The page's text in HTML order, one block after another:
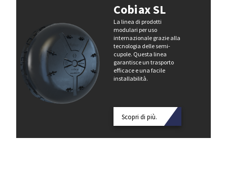
Cobiax SL
La linea di prodotti
modulari per uso
internazionale grazie alla
tecnologia delle semi-
cupole. Questa linea
garantisce un trasporto
efficace e una facile
installabilità.
Scopri di più.